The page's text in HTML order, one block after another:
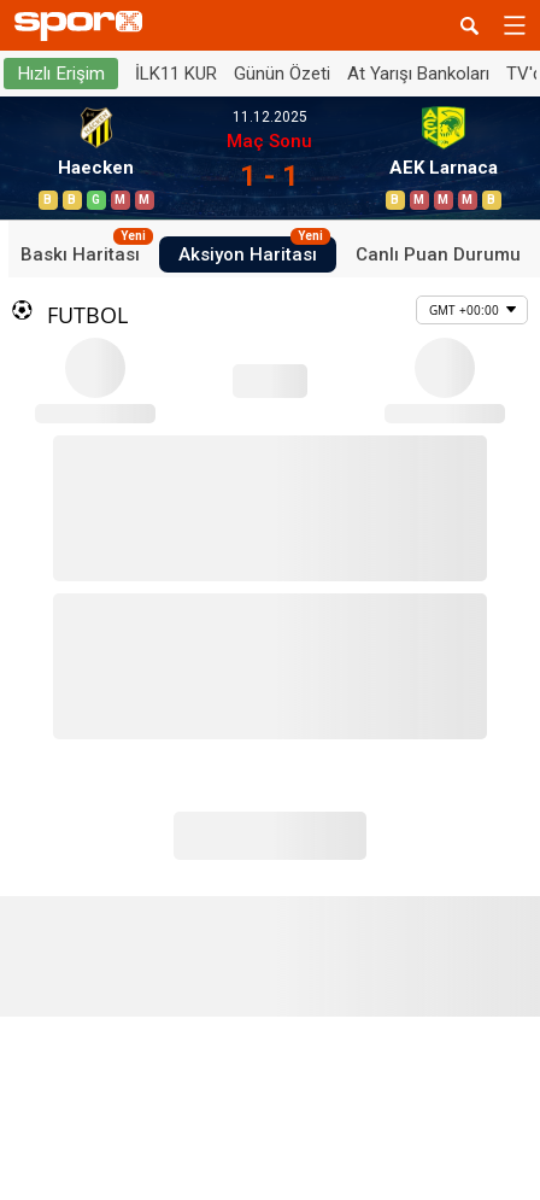
Hızlı Erişim İLK11 KUR Günün Özeti At Yarışı Bankoları
Haecken
B B G M M
11.12.2025
Maç Sonu
1 - 1 AEK Larnaca
B M M M B
Baskı Haritası
Yeni
Aksiyon Haritası
Yeni
Canlı Puan Durumu
FUTBOL GMT +00:00